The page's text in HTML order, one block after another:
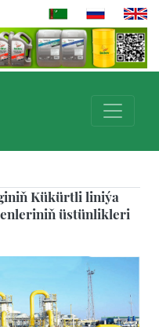
Kükürtli liniýa
üstünlikleri